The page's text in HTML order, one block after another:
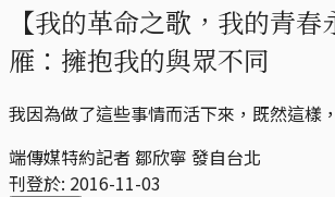
【我的革命之歌，我的青
雁：擁抱我的與眾不同
我因為做了這些事情而活下來，既然這樣
端傳媒特約記者 鄒欣寧 發自台北
刊登於: 2016-11-03